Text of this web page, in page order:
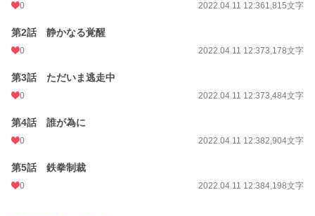
月間ポイント
年間ポイント 126 pt (136,161 位)
累計ポイント
0 2022.04.11 12:361,815文字
第2話 静かなる覚醒
0 2022.04.11 12:373,178文字
第3話 ただいま逃走中
0 2022.04.11 12:373,484文字
第4話 誰が為に
0 2022.04.11 12:382,904文字
第5話 鉄拳制裁
0 2022.04.11 12:384,198文字